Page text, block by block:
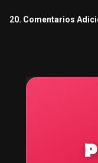
20. Comentarios